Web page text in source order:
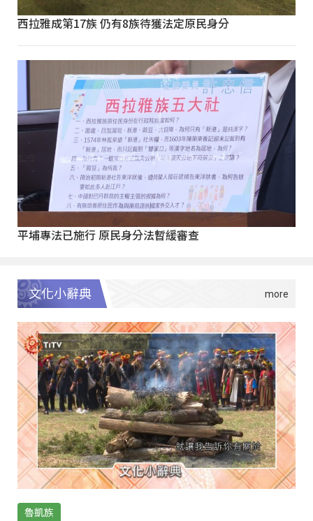
西拉雅成第17族 仍有8族待獲法定原民身分
平埔專法已施行 原民身分法暫緩審查
文化小辭典
魯凱族